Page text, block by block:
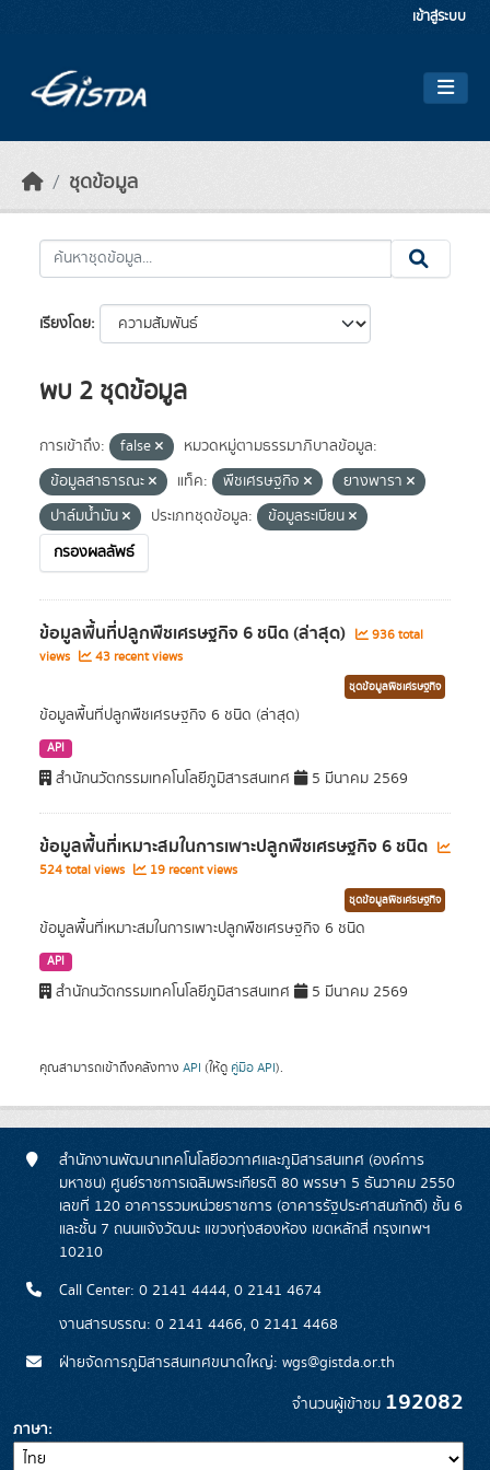
เข้าสู่ระบบ
ชุดข้อมูล
เรียงโดย
พบ 2 ชุดข้อมูล
การเข้าถึง: false
หมวดหมู่ตามธรรมาภิบาลข้อมูล:
ข้อมูลสาธารณะ
แท็ค: พืชเศรษฐกิจ
ยางพารา
ปาล์มน้ำมัน
ประเภทชุดข้อมูล:
ข้อมูลระเบียน
กรองผลลัพธ์
ข้อมูลพื้นที่ปลูกพืชเศรษฐกิจ 6 ชนิด (ล่าสุด)
936 total
views
43 recent views
ชุดข้อมูลพืชเศรษฐกิจ
ข้อมูลพื้นที่ปลูกพืชเศรษฐกิจ 6 ชนิด (ล่าสุด)
API
สำนักนวัตกรรมเทคโนโลยีภูมิสารสนเทศ 5 มีนาคม 2569
ข้อมูลพื้นที่เหมาะสมในการเพาะปลูกพืชเศรษฐกิจ 6 ชนิด
524 total views 19 recent views
ชุดข้อมูลพืชเศรษฐกิจ
ข้อมูลพื้นที่เหมาะสมในการเพาะปลูกพืชเศรษฐกิจ 6 ชนิด
API
สำนักนวัตกรรมเทคโนโลยีภูมิสารสนเทศ 5 มีนาคม 2569
คุณสามารถเข้าถึงคลังทาง API (ให้ดู คู่มือ API).
สำนักงานพัฒนาเทคโนโลยีอวกาศและภูมิสารสนเทศ (องค์การ
มหาชน) ศูนย์ราชการเฉลิมพระเกียรติ 80 พรรษา 5 ธันวาคม 2550
เลขที่ 120 อาคารรวมหน่วยราชการ (อาคารรัฐประศาสนภักดี) ชั้น 6
และชั้น 7 ถนนแจ้งวัฒนะ แขวงทุ่งสองห้อง เขตหลักสี่ กรุงเทพฯ
10210
Call Center: 0 2141 4444, 0 2141 4674
งานสารบรรณ: 0 2141 4466, 0 2141 4468
ฝ่ายจัดการภูมิสารสนเทศขนาดใหญ่: wgs@gistda.or.th
จำนวนผู้เข้าชม 192082
ภาษา